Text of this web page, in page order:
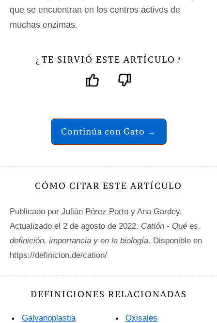
que se encuentran en los centros activos de
muchas enzimas.
¿ TE SIRVIÓ ESTE ARTÍCULO ?
Continúa con Gato →
CÓMO CITAR ESTE ARTÍCULO
Publicado por Julián Pérez Porto y Ana Gardey.
Actualizado el 2 de agosto de 2022. Catión - Qué es,
definición, importancia y en la biología. Disponible en
https://definicion.de/cation/
DEFINICIONES RELACIONADAS
Galvanoplastia Oxisales